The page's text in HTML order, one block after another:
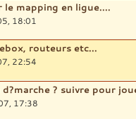
mapping en ligue....
18:01
routeurs etc...
22:54
? suivre pour
17:38